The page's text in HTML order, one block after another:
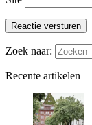
Reactie versturen
Zoek naar:
Recente artikelen